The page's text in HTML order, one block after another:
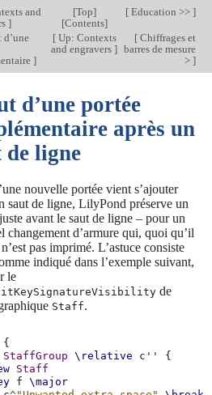
and
]
[Top]
[Contents]
[Education >> ]
]
[Up: Contexts
and engravers]
[Chiffrages et
barres de mesure
> ]
d’une portée
après un
de ligne
nouvelle portée vient s’ajouter
saut de ligne, LilyPond préserve un
avant le saut de ligne – pour un
changement d’armure qui, quoi qu’il
pas imprimé. L’astuce consiste
indiqué dans l’exemple suivant,
le
de
Staff.
{
StaffGroup \relative c''
{
Staff
f
\major